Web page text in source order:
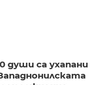
души са ухапани